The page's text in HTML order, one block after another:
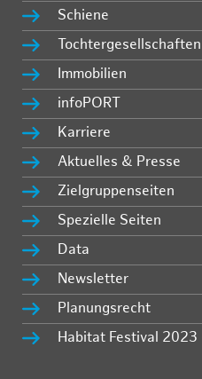
Schiene
Tochtergesellschaften
Immobilien
infoPORT
Karriere
Aktuelles & Presse
Zielgruppenseiten
Spezielle Seiten
Data
Newsletter
Planungsrecht
Habitat Festival